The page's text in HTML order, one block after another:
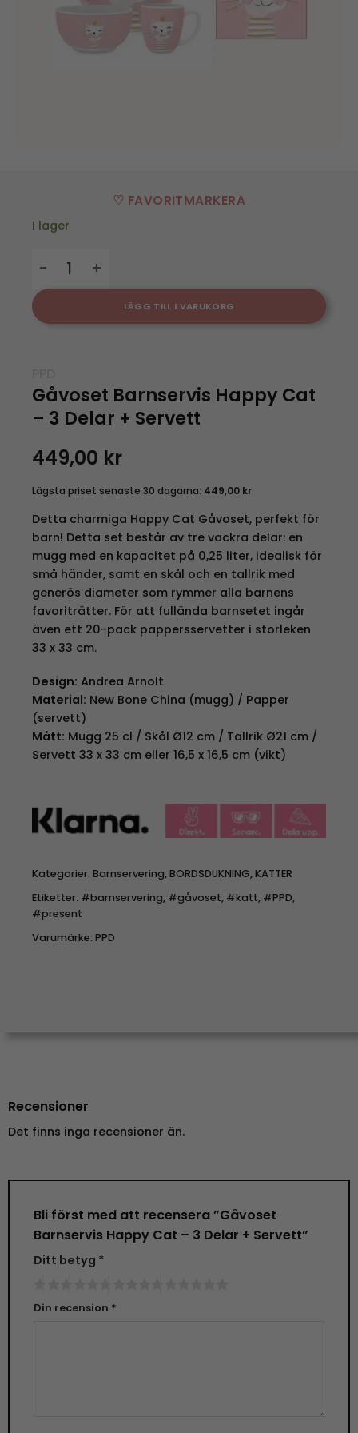
♡ FAVORITMARKERA
I lager
LÄGG TILL I VARUKORG
Gåvoset Barnservis Happy Cat
– 3 Delar + Servett
449,00 kr
Lägsta priset senaste 30 dagarna: 449,00 kr
Detta charmiga Happy Cat Gåvoset, perfekt för
barn! Detta set består av tre vackra delar: en
mugg med en kapacitet på 0,25 liter, idealisk för
små händer, samt en skål och en tallrik med
generös diameter som rymmer alla barnens
favoriträtter. För att fullända barnsetet ingår
även ett 20-pack pappersservetter i storleken
33 x 33 cm.
Design: Andrea Arnolt
Material: New Bone China (mugg) / Papper
(servett)
Mått: Mugg 25 cl / Skål Ø12 cm / Tallrik Ø21 cm /
Servett 33 x 33 cm eller 16,5 x 16,5 cm (vikt)
Kategorier: Barnservering,BORDSDUKNING,KATTER
Etiketter: #barnservering, #gåvoset, #katt, #PPD,
#present
Varumärke: PPD
Recensioner
Det finns inga recensioner än.
Bli först med att recensera ”Gåvoset
Barnservis Happy Cat – 3 Delar + Servett”
Ditt betyg *
Din recension *